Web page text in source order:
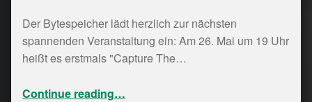
Der Bytespeicher lädt herzlich zur nächsten
spannenden Veranstaltung ein: Am 26. Mai um 19 Uhr
heißt es erstmals "Capture The…
Continue reading…